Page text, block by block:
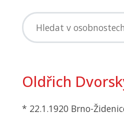
Oldřich
* 22.1.1920 Brno-